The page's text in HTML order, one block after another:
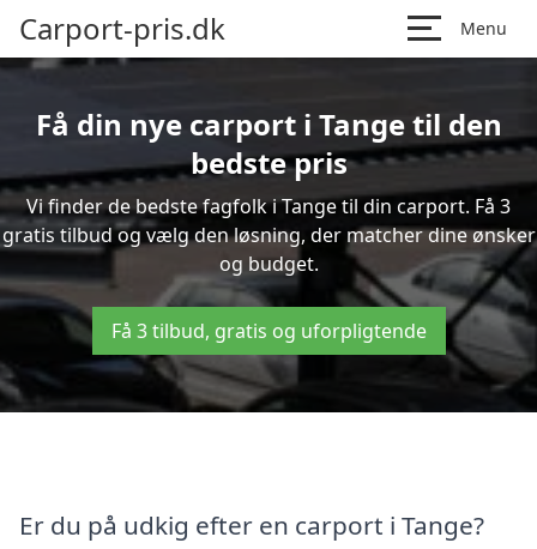
Carport-pris.dk Menu
Få din nye carport i Tange til den
bedste pris
Vi finder de bedste fagfolk i Tange til din carport. Få 3
gratis tilbud og vælg den løsning, der matcher dine ønsker
og budget.
Få 3 tilbud, gratis og uforpligtende
Er du på udkig efter en carport i Tange?